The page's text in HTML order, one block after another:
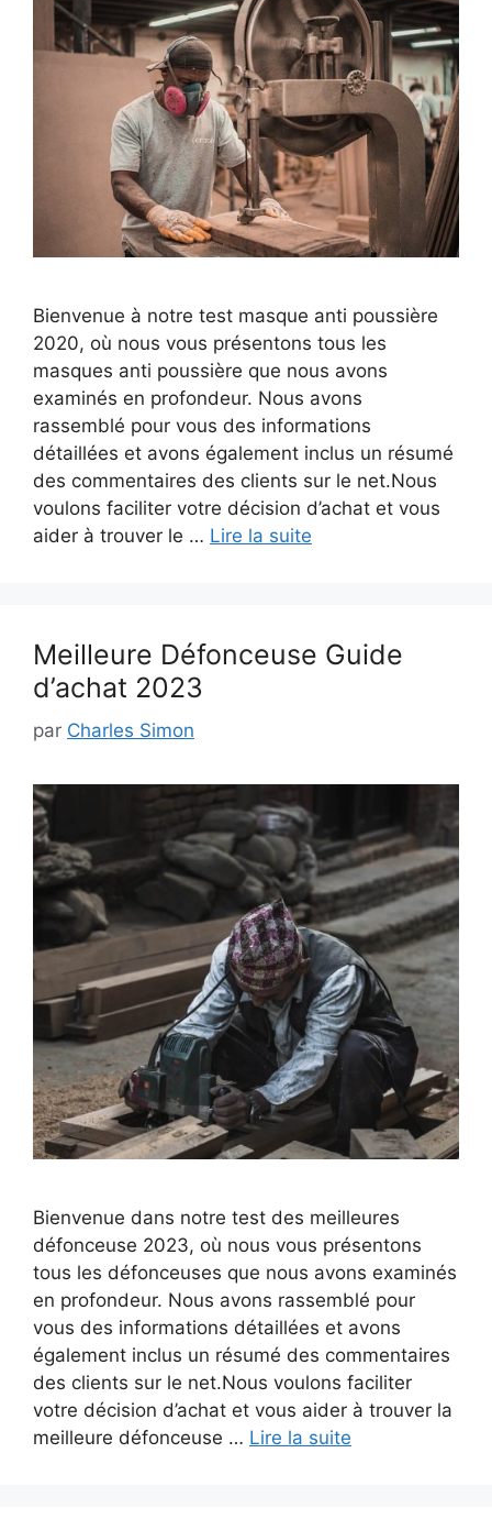
Bienvenue à notre test masque anti poussière
2020, où nous vous présentons tous les
masques anti poussière que nous avons
examinés en profondeur. Nous avons
rassemblé pour vous des informations
détaillées et avons également inclus un résumé
des commentaires des clients sur le net.Nous
voulons faciliter votre décision d’achat et vous
aider à trouver le … Lire la suite
Meilleure Défonceuse Guide
d’achat 2023
par Charles Simon
Bienvenue dans notre test des meilleures
défonceuse 2023, où nous vous présentons
tous les défonceuses que nous avons examinés
en profondeur. Nous avons rassemblé pour
vous des informations détaillées et avons
également inclus un résumé des commentaires
des clients sur le net.Nous voulons faciliter
votre décision d’achat et vous aider à trouver la
meilleure défonceuse … Lire la suite